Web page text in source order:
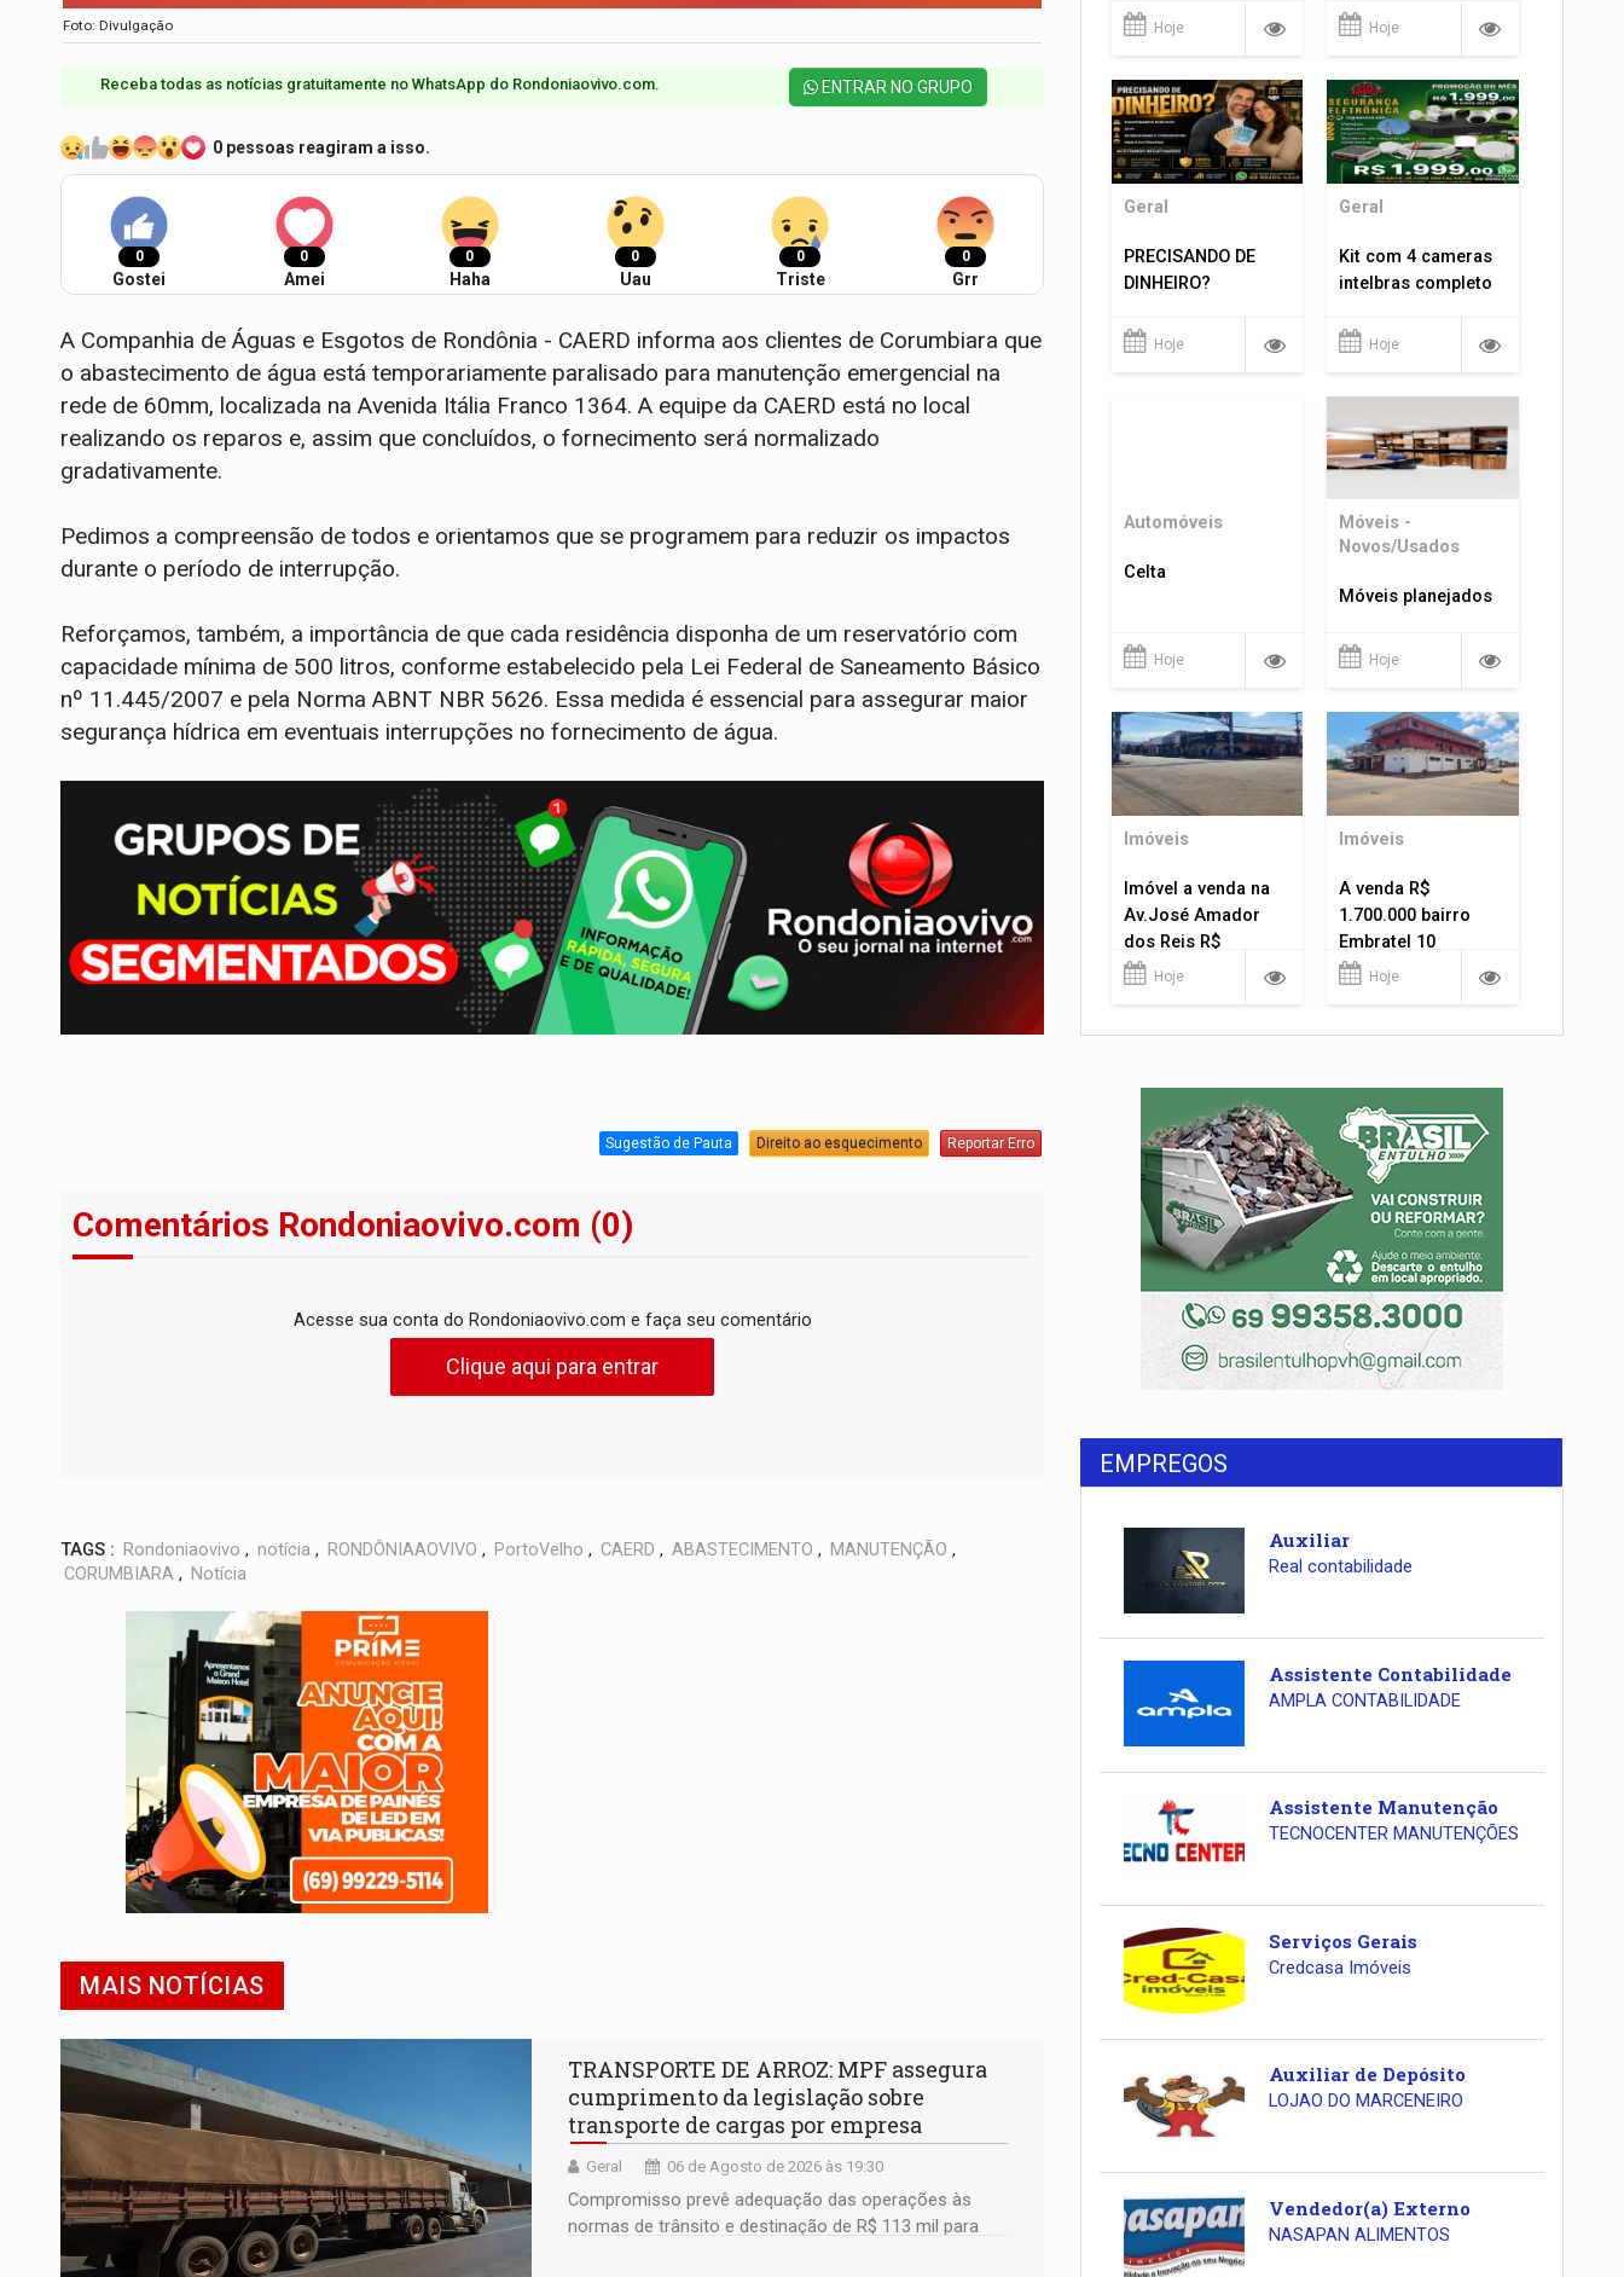
Foto: Divulgação
Receba todas as notícias gratuitamente no WhatsApp do Rondoniaovivo.com.​ ENTRAR NO GRUPO
0 pessoas reagiram a isso.
0
Gostei
0
Amei
0
Haha
0
Uau
0
Triste
0
Grr
A Companhia de Águas e Esgotos de Rondônia - CAERD informa aos clientes de Corumbiara que
o abastecimento de água está temporariamente paralisado para manutenção emergencial na
rede de 60mm, localizada na Avenida Itália Franco 1364. A equipe da CAERD está no local
realizando os reparos e, assim que concluídos, o fornecimento será normalizado
gradativamente.
Pedimos a compreensão de todos e orientamos que se programem para reduzir os impactos
durante o período de interrupção.
Reforçamos, também, a importância de que cada residência disponha de um reservatório com
capacidade mínima de 500 litros, conforme estabelecido pela Lei Federal de Saneamento Básico
nº 11.445/2007 e pela Norma ABNT NBR 5626. Essa medida é essencial para assegurar maior
segurança hídrica em eventuais interrupções no fornecimento de água.
Sugestão de Pauta Direito ao esquecimento Reportar Erro
Comentários Rondoniaovivo.com (0)
Acesse sua conta do Rondoniaovivo.com e faça seu comentário
Clique aqui para entrar
TAGS : Rondoniaovivo , notícia , RONDÔNIAAOVIVO , PortoVelho , CAERD , ABASTECIMENTO , MANUTENÇÃO ,
CORUMBIARA , Notícia
MAIS NOTÍCIAS
TRANSPORTE DE ARROZ: MPF assegura
cumprimento da legislação sobre
transporte de cargas por empresa
Geral 06 de Agosto de 2026 às 19:30
Compromisso prevê adequação das operações às
normas de trânsito e destinação de R$ 113 mil para
Hoje Hoje
Geral
PRECISANDO DE
DINHEIRO?
Hoje
Geral
Kit com 4 cameras
intelbras completo
Hoje
Automóveis
Celta
Hoje
Móveis -
Novos/Usados
Móveis planejados
Hoje
Imóveis
Imóvel a venda na
Av.José Amador
dos Reis R$
1.400.000
Hoje
Imóveis
A venda R$
1.700.000 bairro
Embratel 10
apartamentos!
Hoje
EMPREGOS
Auxiliar
Real contabilidade
Assistente Contabilidade
AMPLA CONTABILIDADE
Assistente Manutenção
TECNOCENTER MANUTENÇÕES
Serviços Gerais
Credcasa Imóveis
Auxiliar de Depósito
LOJAO DO MARCENEIRO
Vendedor(a) Externo
NASAPAN ALIMENTOS